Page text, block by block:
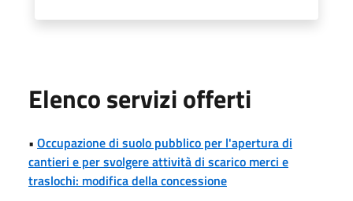
Elenco servizi offerti
• Occupazione di suolo pubblico per l'apertura di
cantieri e per svolgere attività di scarico merci e
traslochi: modifica della concessione